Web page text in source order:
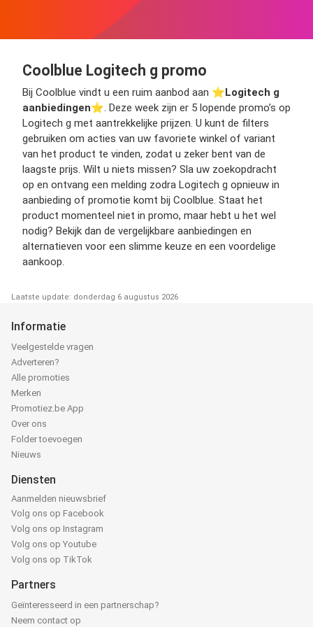
Coolblue Logitech g promo
Bij Coolblue vindt u een ruim aanbod aan ⭐️Logitech g
aanbiedingen⭐️. Deze week zijn er 5 lopende promo’s op
Logitech g met aantrekkelijke prijzen. U kunt de filters
gebruiken om acties van uw favoriete winkel of variant
van het product te vinden, zodat u zeker bent van de
laagste prijs. Wilt u niets missen? Sla uw zoekopdracht
op en ontvang een melding zodra Logitech g opnieuw in
aanbieding of promotie komt bij Coolblue. Staat het
product momenteel niet in promo, maar hebt u het wel
nodig? Bekijk dan de vergelijkbare aanbiedingen en
alternatieven voor een slimme keuze en een voordelige
aankoop.
Laatste update: donderdag 6 augustus 2026
Informatie
Veelgestelde vragen
Adverteren?
Alle promoties
Merken
Promotiez.be App
Over ons
Folder toevoegen
Nieuws
Diensten
Aanmelden nieuwsbrief
Volg ons op Facebook
Volg ons op Instagram
Volg ons op Youtube
Volg ons op TikTok
Partners
Geïnteresseerd in een partnerschap?
Neem contact op